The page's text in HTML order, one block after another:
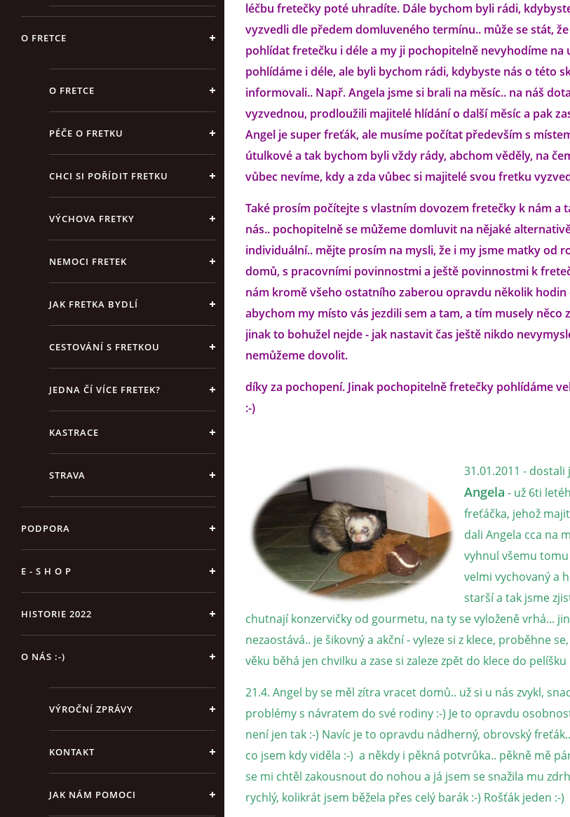
O FRETCE
O FRETCE
PÉČE O FRETKU
CHCI SI POŘÍDIT FRETKU
VÝCHOVA FRETKY
NEMOCI FRETEK
JAK FRETKA BYDLÍ
CESTOVÁNÍ S FRETKOU
JEDNA ČÍ VÍCE FRETEK?
KASTRACE
STRAVA
PODPORA
E - S H O P
HISTORIE 2022
O NÁS :-)
VÝROČNÍ ZPRÁVY
KONTAKT
JAK NÁM POMOCI
léčbu fretečky poté uhradíte. Dále bychom byli rádi,
vyzvedli dle předem domluveného termínu.. může se stát,
pohlídat fretečku i déle a my ji pochopitelně nevyhodíme na
pohlídáme i déle, ale byli bychom rádi, kdybyste nás o této
informovali.. Např. Angela jsme si brali na měsíc.. na náš
vyzvednou, prodloužili majitelé hlídání o další měsíc a pak
Angel je super freťák, ale musíme počítat především s
útulkové a tak bychom byli vždy rády, abchom věděly, na
vůbec nevíme, kdy a zda vůbec si majitelé svou fretku
Také prosím počítejte s vlastním dovozem fretečky k nám a
nás.. pochopitelně se můžeme domluvit na nějaké
individuální.. mějte prosím na mysli, že i my jsme matky od
domů, s pracovními povinnostmi a ještě povinnostmi k
nám kromě všeho ostatního zaberou opravdu několik hodin
abychom my místo vás jezdili sem a tam, a tím musely něco
jinak to bohužel nejde - jak nastavit čas ještě nikdo
nemůžeme dovolit.
díky za pochopení. Jinak pochopitelně fretečky pohlídáme
:-)
31.01.2011 -
Angela - už 6ti
freťáčka, jehož
dali Angela cca na
vyhnul všemu
velmi vychovaný a
starší a tak jsme
chutnají konzervičky od gourmetu, na ty se vyloženě vrhá...
nezaostává.. je šikovný a akční - vyleze si z klece, proběhne
věku běhá jen chvilku a zase si zaleze zpět do klece do pelíšku
21.4. Angel by se měl zítra vracet domů.. už si u nás zvykl,
problémy s návratem do své rodiny :-) Je to opravdu
není jen tak :-) Navíc je to opravdu nádherný, obrovský
co jsem kdy viděla :-) a někdy i pěkná potvrůka.. pěkně mě
se mi chtěl zakousnout do nohou a já jsem se snažila mu
rychlý, kolikrát jsem běžela přes celý barák :-) Rošťák jeden :-)